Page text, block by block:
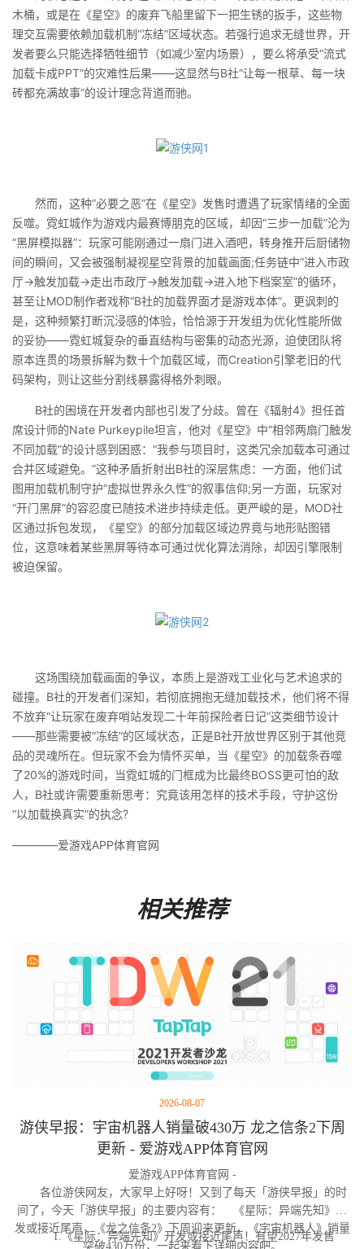
木桶，或是在《星空》的废弃飞船里留下一把生锈的扳手，这些物
理交互需要依赖加载机制“冻结”区域状态。若强行追求无缝世界，开
发者要么只能选择牺牲细节（如减少室内场景），要么将承受“流式
加载卡成PPT”的灾难性后果——这显然与B社“让每一根草、每一块
砖都充满故事”的设计理念背道而驰。
然而，这种“必要之恶”在《星空》发售时遭遇了玩家情绪的全面
反噬。霓虹城作为游戏内最赛博朋克的区域，却因“三步一加载”沦为
“黑屏模拟器”：玩家可能刚通过一扇门进入酒吧，转身推开后厨储物
间的瞬间，又会被强制凝视星空背景的加载画面;任务链中“进入市政
厅→触发加载→走出市政厅→触发加载→进入地下档案室”的循环，
甚至让MOD制作者戏称“B社的加载界面才是游戏本体”。更讽刺的
是，这种频繁打断沉浸感的体验，恰恰源于开发组为优化性能所做
的妥协——霓虹城复杂的垂直结构与密集的动态光源，迫使团队将
原本连贯的场景拆解为数十个加载区域，而Creation引擎老旧的代
码架构，则让这些分割线暴露得格外刺眼。
B社的困境在开发者内部也引发了分歧。曾在《辐射4》担任首
席设计师的Nate Purkeypile坦言，他对《星空》中“相邻两扇门触发
不同加载”的设计感到困惑：“我参与项目时，这类冗余加载本可通过
合并区域避免。”这种矛盾折射出B社的深层焦虑：一方面，他们试
图用加载机制守护“虚拟世界永久性”的叙事信仰;另一方面，玩家对
“开门黑屏”的容忍度已随技术进步持续走低。更严峻的是，MOD社
区通过拆包发现，《星空》的部分加载区域边界竟与地形贴图错
位，这意味着某些黑屏等待本可通过优化算法消除，却因引擎限制
被迫保留。
这场围绕加载画面的争议，本质上是游戏工业化与艺术追求的
碰撞。B社的开发者们深知，若彻底拥抱无缝加载技术，他们将不得
不放弃“让玩家在废弃哨站发现二十年前探险者日记”这类细节设计
——那些需要被“冻结”的区域状态，正是B社开放世界区别于其他竞
品的灵魂所在。但玩家不会为情怀买单，当《星空》的加载条吞噬
了20%的游戏时间，当霓虹城的门框成为比最终BOSS更可怕的敌
人，B社或许需要重新思考：究竟该用怎样的技术手段，守护这份
“以加载换真实”的执念?
————爱游戏APP体育官网
相关推荐
2026-08-07
游侠早报：宇宙机器人销量破430万 龙之信条2下周
更新 - 爱游戏APP体育官网
爱游戏APP体育官网 -
各位游侠网友，大家早上好呀！又到了每天「游侠早报」的时
间了，今天「游侠早报」的主要内容有： 《星际：异端先知》开
发或接近尾声，《龙之信条2》下周迎来更新，《宇宙机器人》销量
突破430万份，一起来看下详细内容吧。
1.《星际：异端先知》开发或接近尾声！有望2027年发售